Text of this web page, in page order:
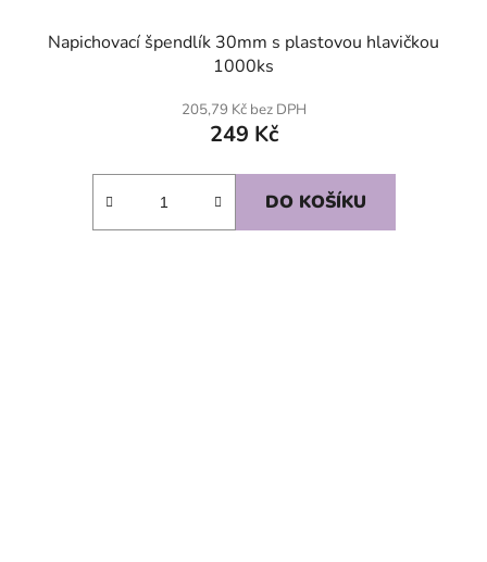
Napichovací špendlík 30mm s plastovou hlavičkou
1000ks
205,79 Kč bez DPH
249 Kč
DO KOŠÍKU